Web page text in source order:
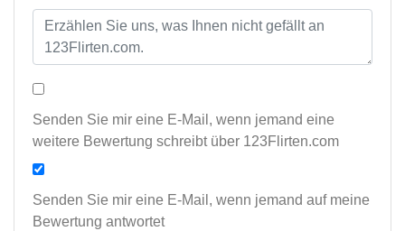
Senden Sie mir eine E-Mail, wenn jemand eine
weitere Bewertung schreibt über 123Flirten.com
Senden Sie mir eine E-Mail, wenn jemand auf meine
Bewertung antwortet